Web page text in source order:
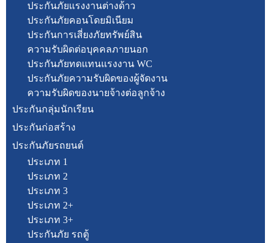
ประกันภัยแรงงานต่างด้าว
ประกันภัยคอนโดยมิเนียม
ประกันการเสี่ยงภัยทรัพย์สิน
ความรับผิดต่อบุคคลภายนอก
ประกันภัยทดแทนแรงงาน WC
ประกันภัยความรับผิดของผู้จัดงาน
ความรับผิดของนายจ้างต่อลูกจ้าง
ประกันกลุ่มนักเรียน
ประกันก่อสร้าง
ประกันภัยรถยนต์
ประเภท 1
ประเภท 2
ประเภท 3
ประเภท 2+
ประเภท 3+
ประกันภัย รถตู้